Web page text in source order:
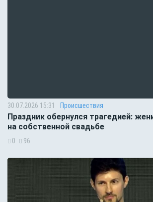
30.07.2026 15:31 Происшествия
Праздник обернулся трагедией:
на собственной свадьбе
0 96